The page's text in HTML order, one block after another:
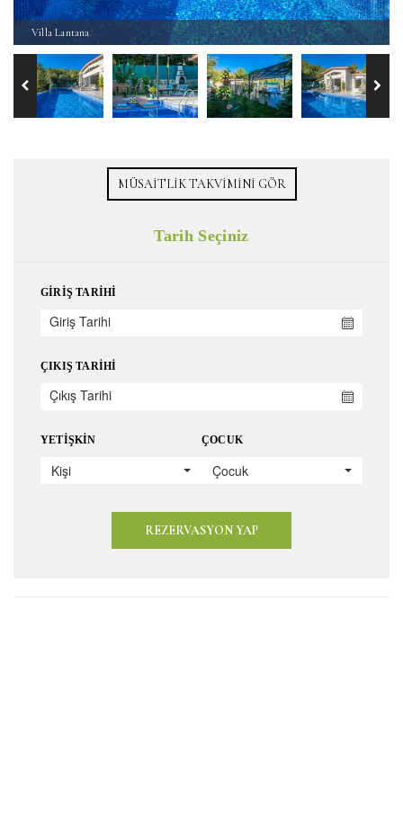
Villa Lantana
MÜSAITLIK TAKVIMINI GÖR
Tarih Seçiniz
GIRIŞ TARIHI
ÇIKIŞ TARIHI
YETIŞKIN
Kişi
ÇOCUK
Çocuk
REZERVASYON YAP